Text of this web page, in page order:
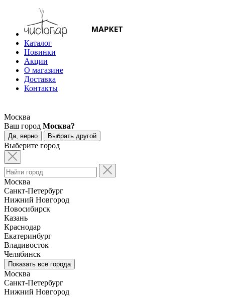
Каталог
Новинки
Акции
О магазине
Доставка
Контакты
Москва
Ваш город Москва?
Да, верно Выбрать другой
Выберите город
Москва
Санкт-Петербург
Нижний Новгород
Новосибирск
Казань
Краснодар
Екатеринбург
Владивосток
Челябинск
Показать все города
Москва
Санкт-Петербург
Нижний Новгород